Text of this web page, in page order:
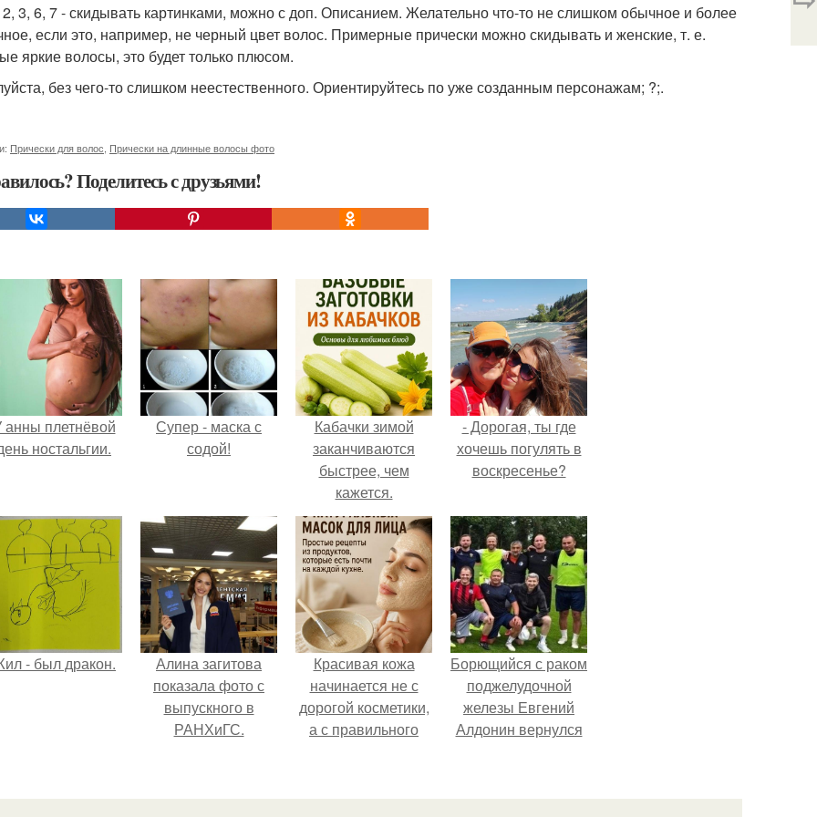
2, 3, 6, 7 - скидывать картинками, можно с доп. Описанием. Желательно что-то не слишком обычное и более
если это, например, не черный цвет волос. Примерные прически можно скидывать и женские, т. е.
яркие волосы, это будет только плюсом.
без чего-то слишком неестественного. Ориентируйтесь по уже созданным персонажам; ?;.
Прически для волос Прически на длинные волосы фото
Поделитесь с друзьями!
анны плетнёвой
ностальгии.
Супер - маска с
содой!
Кабачки зимой
заканчиваются
быстрее, чем
кажется.
- Дорогая, ты где
хочешь погулять в
воскресенье?
- был дракон.
Алина загитова
показала фото с
выпускного в
РАНХиГС.
Красивая кожа
начинается не с
дорогой косметики,
а с правильного
Борющийся с раком
поджелудочной
железы Евгений
Алдонин вернулся
в Германии.